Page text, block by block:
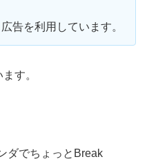
告を利用しています。
す。
ダでちょっとBreak